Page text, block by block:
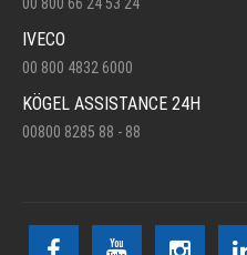
IVECO
00 800 4832 6000
KÖGEL ASSISTANCE 24H
00800 8285 88 - 88